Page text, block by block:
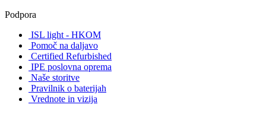
Podpora
ISL light - HKOM
Pomoč na daljavo
Certified Refurbished
IPE poslovna oprema
Naše storitve
Pravilnik o baterijah
Vrednote in vizija